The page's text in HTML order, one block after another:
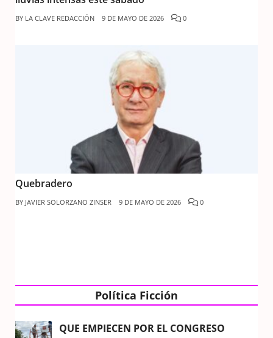
BY LA CLAVE REDACCIÓN 9 DE MAYO DE 2026 0
Quebradero
BY JAVIER SOLORZANO ZINSER 9 DE MAYO DE 2026 0
Política Ficción
QUE EMPIECEN POR EL CONGRESO